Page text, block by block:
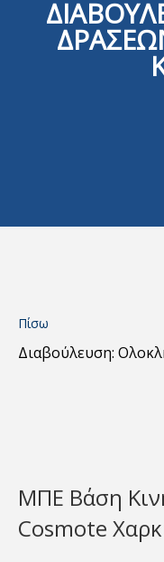
Πίσω
Διαβούλευση:
ΜΠΕ Βάση
Cosmote